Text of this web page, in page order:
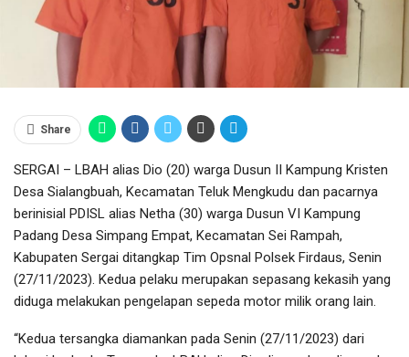
Share
SERGAI – LBAH alias Dio (20) warga Dusun II Kampung Kristen
Desa Sialangbuah, Kecamatan Teluk Mengkudu dan pacarnya
berinisial PDISL alias Netha (30) warga Dusun VI Kampung
Padang Desa Simpang Empat, Kecamatan Sei Rampah,
Kabupaten Sergai ditangkap Tim Opsnal Polsek Firdaus, Senin
(27/11/2023). Kedua pelaku merupakan sepasang kekasih yang
diduga melakukan pengelapan sepeda motor milik orang lain.
“Kedua tersangka diamankan pada Senin (27/11/2023) dari